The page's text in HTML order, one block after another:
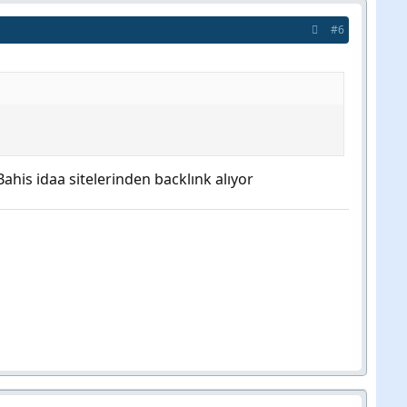
#6
idaa sitelerinden backlınk alıyor